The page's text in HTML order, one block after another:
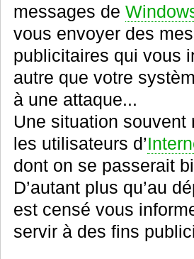
messages de
vous envoyer des
publicitaires qui vous
autre que votre
à une attaque...
Une situation souvent
les utilisateurs d’
dont on se passerait
D’autant plus qu’au
est censé vous
servir à des fins